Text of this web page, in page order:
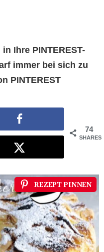
Ihre PINTEREST-
immer bei sich zu
PINTEREST
74
SHARES
REZEPT PINNEN